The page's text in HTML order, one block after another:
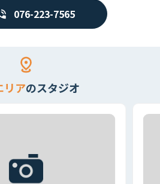
076-223-7565
リアのスタジオ